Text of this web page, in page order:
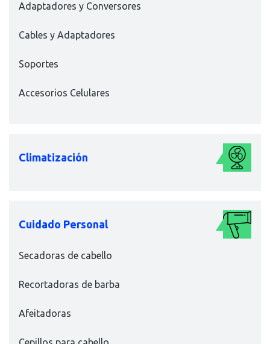
Adaptadores y Conversores
Cables y Adaptadores
Soportes
Accesorios Celulares
Climatización
Cuidado Personal
Secadoras de cabello
Recortadoras de barba
Afeitadoras